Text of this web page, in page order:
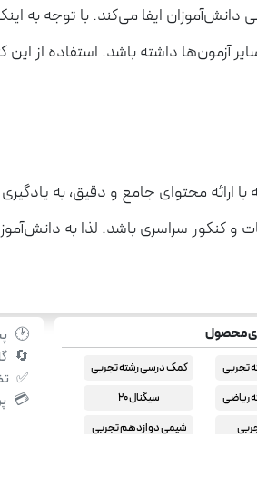
تحصیلی دانش‌آموزان ایفا می‌کند. با
آزمون‌ها داشته باشد. استفاده از
است که با ارائه محتوای جامع و دقیق،
و کنکور سراسری باشد. لذا به
محصول
تجربی
کمک درسی رشته تجربی
ریاضی
سیگنال 20
شیمی دوازدهم تجربی
🕑
🔄
✅
💳